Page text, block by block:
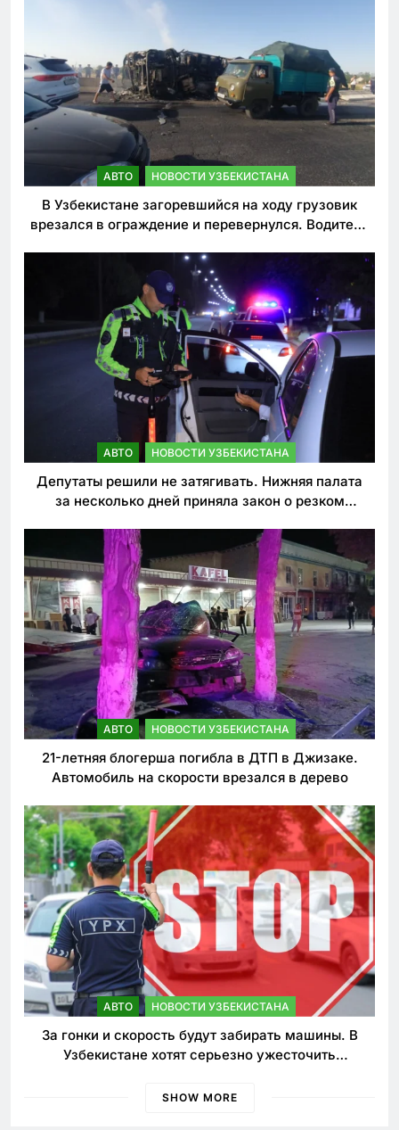
АВТО НОВОСТИ УЗБЕКИСТАНА
В Узбекистане загоревшийся на ходу грузовик
врезался в ограждение и перевернулся. Водитель
АВТО НОВОСТИ УЗБЕКИСТАНА
Депутаты решили не затягивать. Нижняя палата
за несколько дней приняла закон о резком
АВТО НОВОСТИ УЗБЕКИСТАНА
21-летняя блогерша погибла в ДТП в Джизаке.
Автомобиль на скорости врезался в дерево
АВТО НОВОСТИ УЗБЕКИСТАНА
За гонки и скорость будут забирать машины. В
Узбекистане хотят серьезно ужесточить
SHOW MORE